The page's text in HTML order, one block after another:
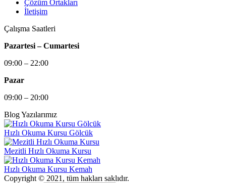
Çözüm Ortakları
İletişim
Çalışma Saatleri
Pazartesi – Cumartesi
09:00 – 22:00
Pazar
09:00 – 20:00
Blog Yazılarımız
Hızlı Okuma Kursu Gölcük
Mezitli Hızlı Okuma Kursu
Hızlı Okuma Kursu Kemah
Copyright © 2021, tüm hakları saklıdır.